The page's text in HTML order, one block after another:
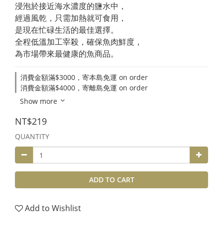
浸泡於接近海水濃度的鹽水中，
經過風乾，只需加熱就可食用，
是現在忙碌生活的最佳選擇。
全程低溫加工宰殺，確保魚肉鮮度，
為市場帶來最健康的魚商品。
消費金額滿$3000，寄本島免運 on order
消費金額滿$4000，寄離島免運 on order
Show more
NT$219
QUANTITY
ADD TO CART
Add to Wishlist